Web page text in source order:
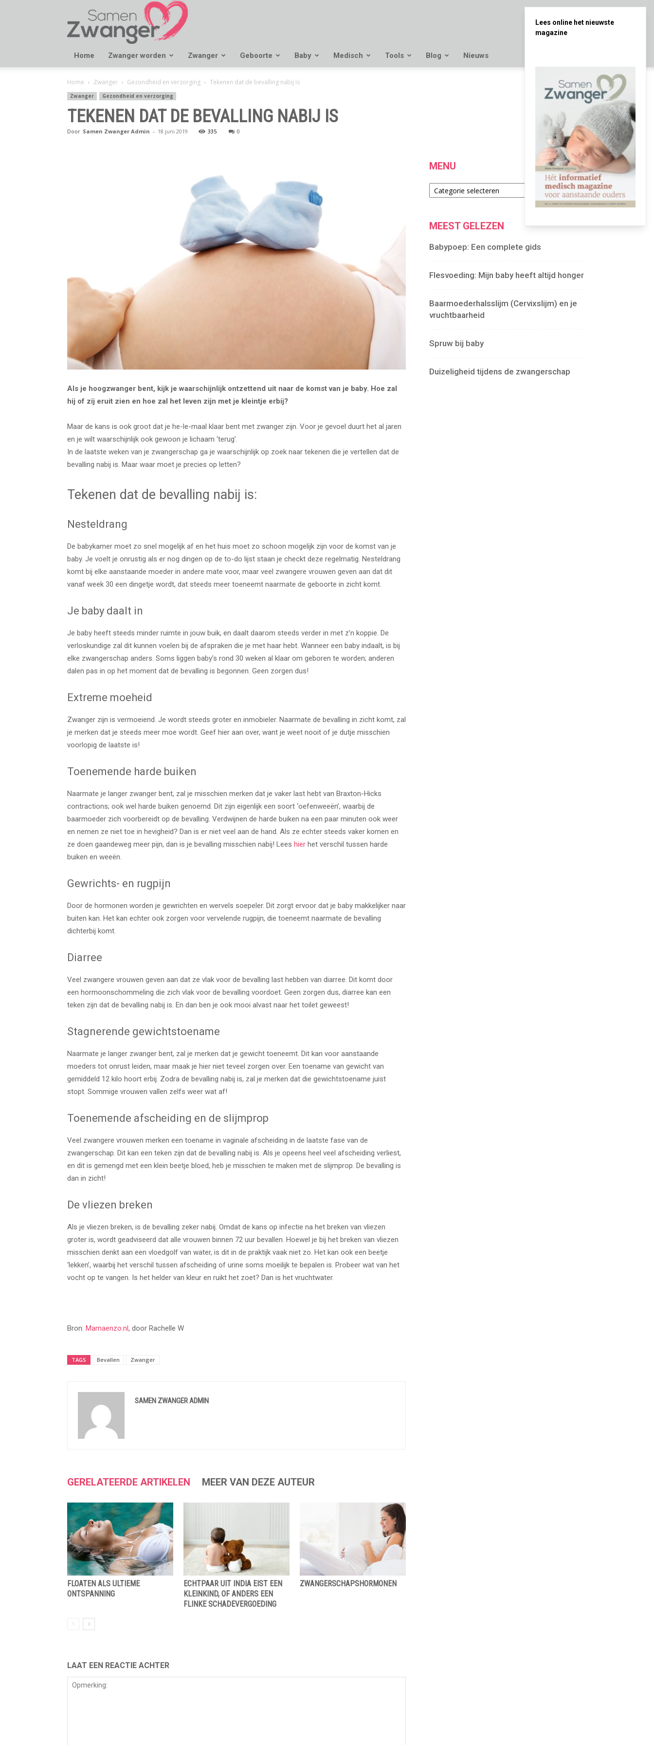
Samen
Zwanger
Home Zwanger worden Zwanger Geboorte Baby Medisch Tools Blog Nieuws
Home Zwanger Gezondheid en verzorging Tekenen dat de bevalling nabij is
Zwanger Gezondheid en verzorging
TEKENEN DAT DE BEVALLING NABIJ IS
Door Samen Zwanger Admin - 18 juni 2019 335 0
Als je hoogzwanger bent, kijk je waarschijnlijk ontzettend uit naar de komst van je baby. Hoe zal
hij of zij eruit zien en hoe zal het leven zijn met je kleintje erbij?
Maar de kans is ook groot dat je he-le-maal klaar bent met zwanger zijn. Voor je gevoel duurt het al jaren
en je wilt waarschijnlijk ook gewoon je lichaam ‘terug’.
In de laatste weken van je zwangerschap ga je waarschijnlijk op zoek naar tekenen die je vertellen dat de
bevalling nabij is. Maar waar moet je precies op letten?
Tekenen dat de bevalling nabij is:
Nesteldrang
De babykamer moet zo snel mogelijk af en het huis moet zo schoon mogelijk zijn voor de komst van je
baby. Je voelt je onrustig als er nog dingen op de to-do lijst staan je checkt deze regelmatig. Nesteldrang
komt bij elke aanstaande moeder in andere mate voor, maar veel zwangere vrouwen geven aan dat dit
vanaf week 30 een dingetje wordt, dat steeds meer toeneemt naarmate de geboorte in zicht komt.
Je baby daalt in
Je baby heeft steeds minder ruimte in jouw buik, en daalt daarom steeds verder in met z’n koppie. De
verloskundige zal dit kunnen voelen bij de afspraken die je met haar hebt. Wanneer een baby indaalt, is bij
elke zwangerschap anders. Soms liggen baby’s rond 30 weken al klaar om geboren te worden; anderen
dalen pas in op het moment dat de bevalling is begonnen. Geen zorgen dus!
Extreme moeheid
Zwanger zijn is vermoeiend. Je wordt steeds groter en inmobieler. Naarmate de bevalling in zicht komt, zal
je merken dat je steeds meer moe wordt. Geef hier aan over, want je weet nooit of je dutje misschien
voorlopig de laatste is!
Toenemende harde buiken
Naarmate je langer zwanger bent, zal je misschien merken dat je vaker last hebt van Braxton-Hicks
contractions; ook wel harde buiken genoemd. Dit zijn eigenlijk een soort ‘oefenweeën’, waarbij de
baarmoeder zich voorbereidt op de bevalling. Verdwijnen de harde buiken na een paar minuten ook weer
en nemen ze niet toe in hevigheid? Dan is er niet veel aan de hand. Als ze echter steeds vaker komen en
ze doen gaandeweg meer pijn, dan is je bevalling misschien nabij! Lees hier het verschil tussen harde
buiken en weeën.
Gewrichts- en rugpijn
Door de hormonen worden je gewrichten en wervels soepeler. Dit zorgt ervoor dat je baby makkelijker naar
buiten kan. Het kan echter ook zorgen voor vervelende rugpijn, die toeneemt naarmate de bevalling
dichterbij komt.
Diarree
Veel zwangere vrouwen geven aan dat ze vlak voor de bevalling last hebben van diarree. Dit komt door
een hormoonschommeling die zich vlak voor de bevalling voordoet. Geen zorgen dus, diarree kan een
teken zijn dat de bevalling nabij is. En dan ben je ook mooi alvast naar het toilet geweest!
Stagnerende gewichtstoename
Naarmate je langer zwanger bent, zal je merken dat je gewicht toeneemt. Dit kan voor aanstaande
moeders tot onrust leiden, maar maak je hier niet teveel zorgen over. Een toename van gewicht van
gemiddeld 12 kilo hoort erbij. Zodra de bevalling nabij is, zal je merken dat die gewichtstoename juist
stopt. Sommige vrouwen vallen zelfs weer wat af!
Toenemende afscheiding en de slijmprop
Veel zwangere vrouwen merken een toename in vaginale afscheiding in de laatste fase van de
zwangerschap. Dit kan een teken zijn dat de bevalling nabij is. Als je opeens heel veel afscheiding verliest,
en dit is gemengd met een klein beetje bloed, heb je misschien te maken met de slijmprop. De bevalling is
dan in zicht!
De vliezen breken
Als je vliezen breken, is de bevalling zeker nabij. Omdat de kans op infectie na het breken van vliezen
groter is, wordt geadviseerd dat alle vrouwen binnen 72 uur bevallen. Hoewel je bij het breken van vliezen
misschien denkt aan een vloedgolf van water, is dit in de praktijk vaak niet zo. Het kan ook een beetje
‘lekken’, waarbij het verschil tussen afscheiding of urine soms moeilijk te bepalen is. Probeer wat van het
vocht op te vangen. Is het helder van kleur en ruikt het zoet? Dan is het vruchtwater.
Bron: Mamaenzo.nl, door Rachelle W
TAGS Bevallen Zwanger
SAMEN ZWANGER ADMIN
GERELATEERDE ARTIKELEN MEER VAN DEZE AUTEUR
FLOATEN ALS ULTIEME
ONTSPANNING
ECHTPAAR UIT INDIA EIST EEN
KLEINKIND, OF ANDERS EEN
FLINKE SCHADEVERGOEDING
ZWANGERSCHAPSHORMONEN
LAAT EEN REACTIE ACHTER
MENU
Menu
MEEST GELEZEN
Babypoep: Een complete gids
Flesvoeding: Mijn baby heeft altijd honger
Baarmoederhalsslijm (Cervixslijm) en je
vruchtbaarheid
Spruw bij baby
Duizeligheid tijdens de zwangerschap
Lees online het nieuwste
magazine